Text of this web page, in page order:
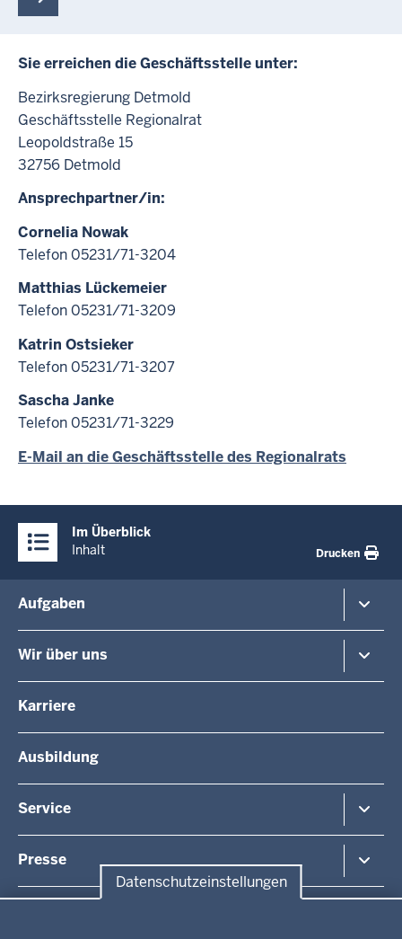
Datenschutzeinstellungen
Sie erreichen die Geschäftsstelle unter:
Bezirksregierung Detmold
Geschäftsstelle Regionalrat
Leopoldstraße 15
32756 Detmold
Ansprechpartner/in:
Cornelia Nowak
Telefon 05231/71-3204
Matthias Lückemeier
Telefon 05231/71-3209
Katrin Ostsieker
Telefon 05231/71-3207
Sascha Janke
Telefon 05231/71-3229
E-Mail an die Geschäftsstelle des Regionalrats
Inhalte
Im Überblick
Inhalt
Drucken
in
der
Fußzeile
Aufgaben
Gesundheit und Soziales
Umwelt und Naturschutz
Arbeitsschutz
Fördermittel
Wir über uns
Organisationsstruktur
Unsere Aufgaben
Integration
Karriere
Ausbildung
Service
Presse
Pressemitteilung suchen